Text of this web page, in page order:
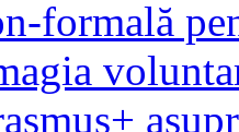
formală